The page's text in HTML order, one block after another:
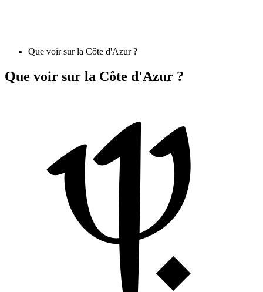
Que voir sur la Côte d'Azur ?
Que voir sur la Côte d'Azur ?